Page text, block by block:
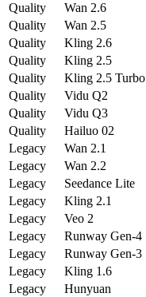
Quality
Wan 2.6
Quality
Wan 2.5
Quality
Kling 2.6
Quality
Kling 2.5
Quality
Kling 2.5 Turbo
Quality
Vidu Q2
Quality
Vidu Q3
Quality
Hailuo 02
Legacy
Wan 2.1
Legacy
Wan 2.2
Legacy
Seedance Lite
Legacy
Kling 2.1
Legacy
Veo 2
Legacy
Runway Gen-4
Legacy
Runway Gen-3
Legacy
Kling 1.6
Legacy
Hunyuan